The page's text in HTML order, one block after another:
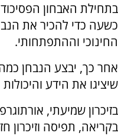
בתחילת האבחון
כשעה כדי להכיר את
החינוכי וההתפתחותי.
אחר כך, יבצע הנבחן
שיציגו את הידע
בזיכרון שמיעתי,
בקריאה, תפיסה וזיכרון